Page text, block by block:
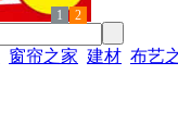
1 2
窗帘之家 建材 布艺